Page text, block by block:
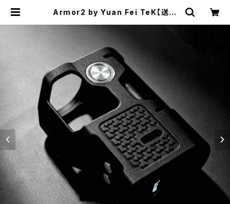
Armor2 by Yuan Fei TeK【送料
STEALTH SBS MOD 80W】【OLE
D Screen】【ステルス モッド】【VAP
E 電子タバコ 本体】 | CLONEbum
s | VAPE RTA RBA RDA RDTA
電子タバコ シーシャ 水パイプ Shis
ha